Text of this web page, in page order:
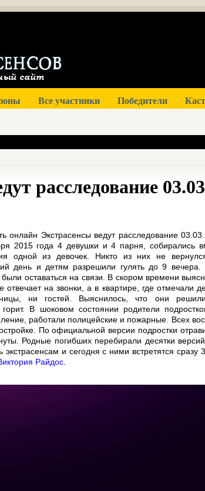
Все участники Победители
расследование
онлайн Экстрасенсы ведут расследование
2015 года 4 девушки и 4 парня, собирались
одной из девочек. Никто из них не
день и детям разрешили гулять до 9
оставаться на связи. В скором времени
отвечает на звонки, а в квартире, где отмечали
ни гостей. Выяснилось, что они
В шоковом состоянии родители
работали полицейские и пожарные. Всех
По официальной версии подростки
Родные погибших перебирали десятки
и сегодня с ними встретятся сразу
Райдос